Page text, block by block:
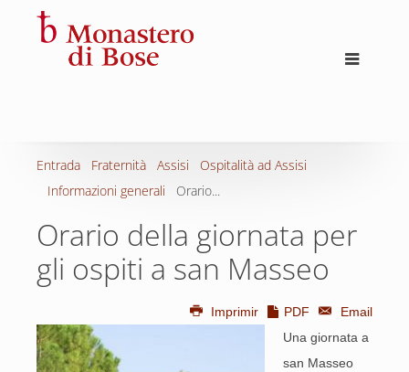
Entrada Fraternità Assisi
Ospitalità ad Assisi
Informazioni generali
Orario...
Orario della giornata per
gli ospiti a san Masseo
Imprimir PDF Email
Una giornata a
san Masseo